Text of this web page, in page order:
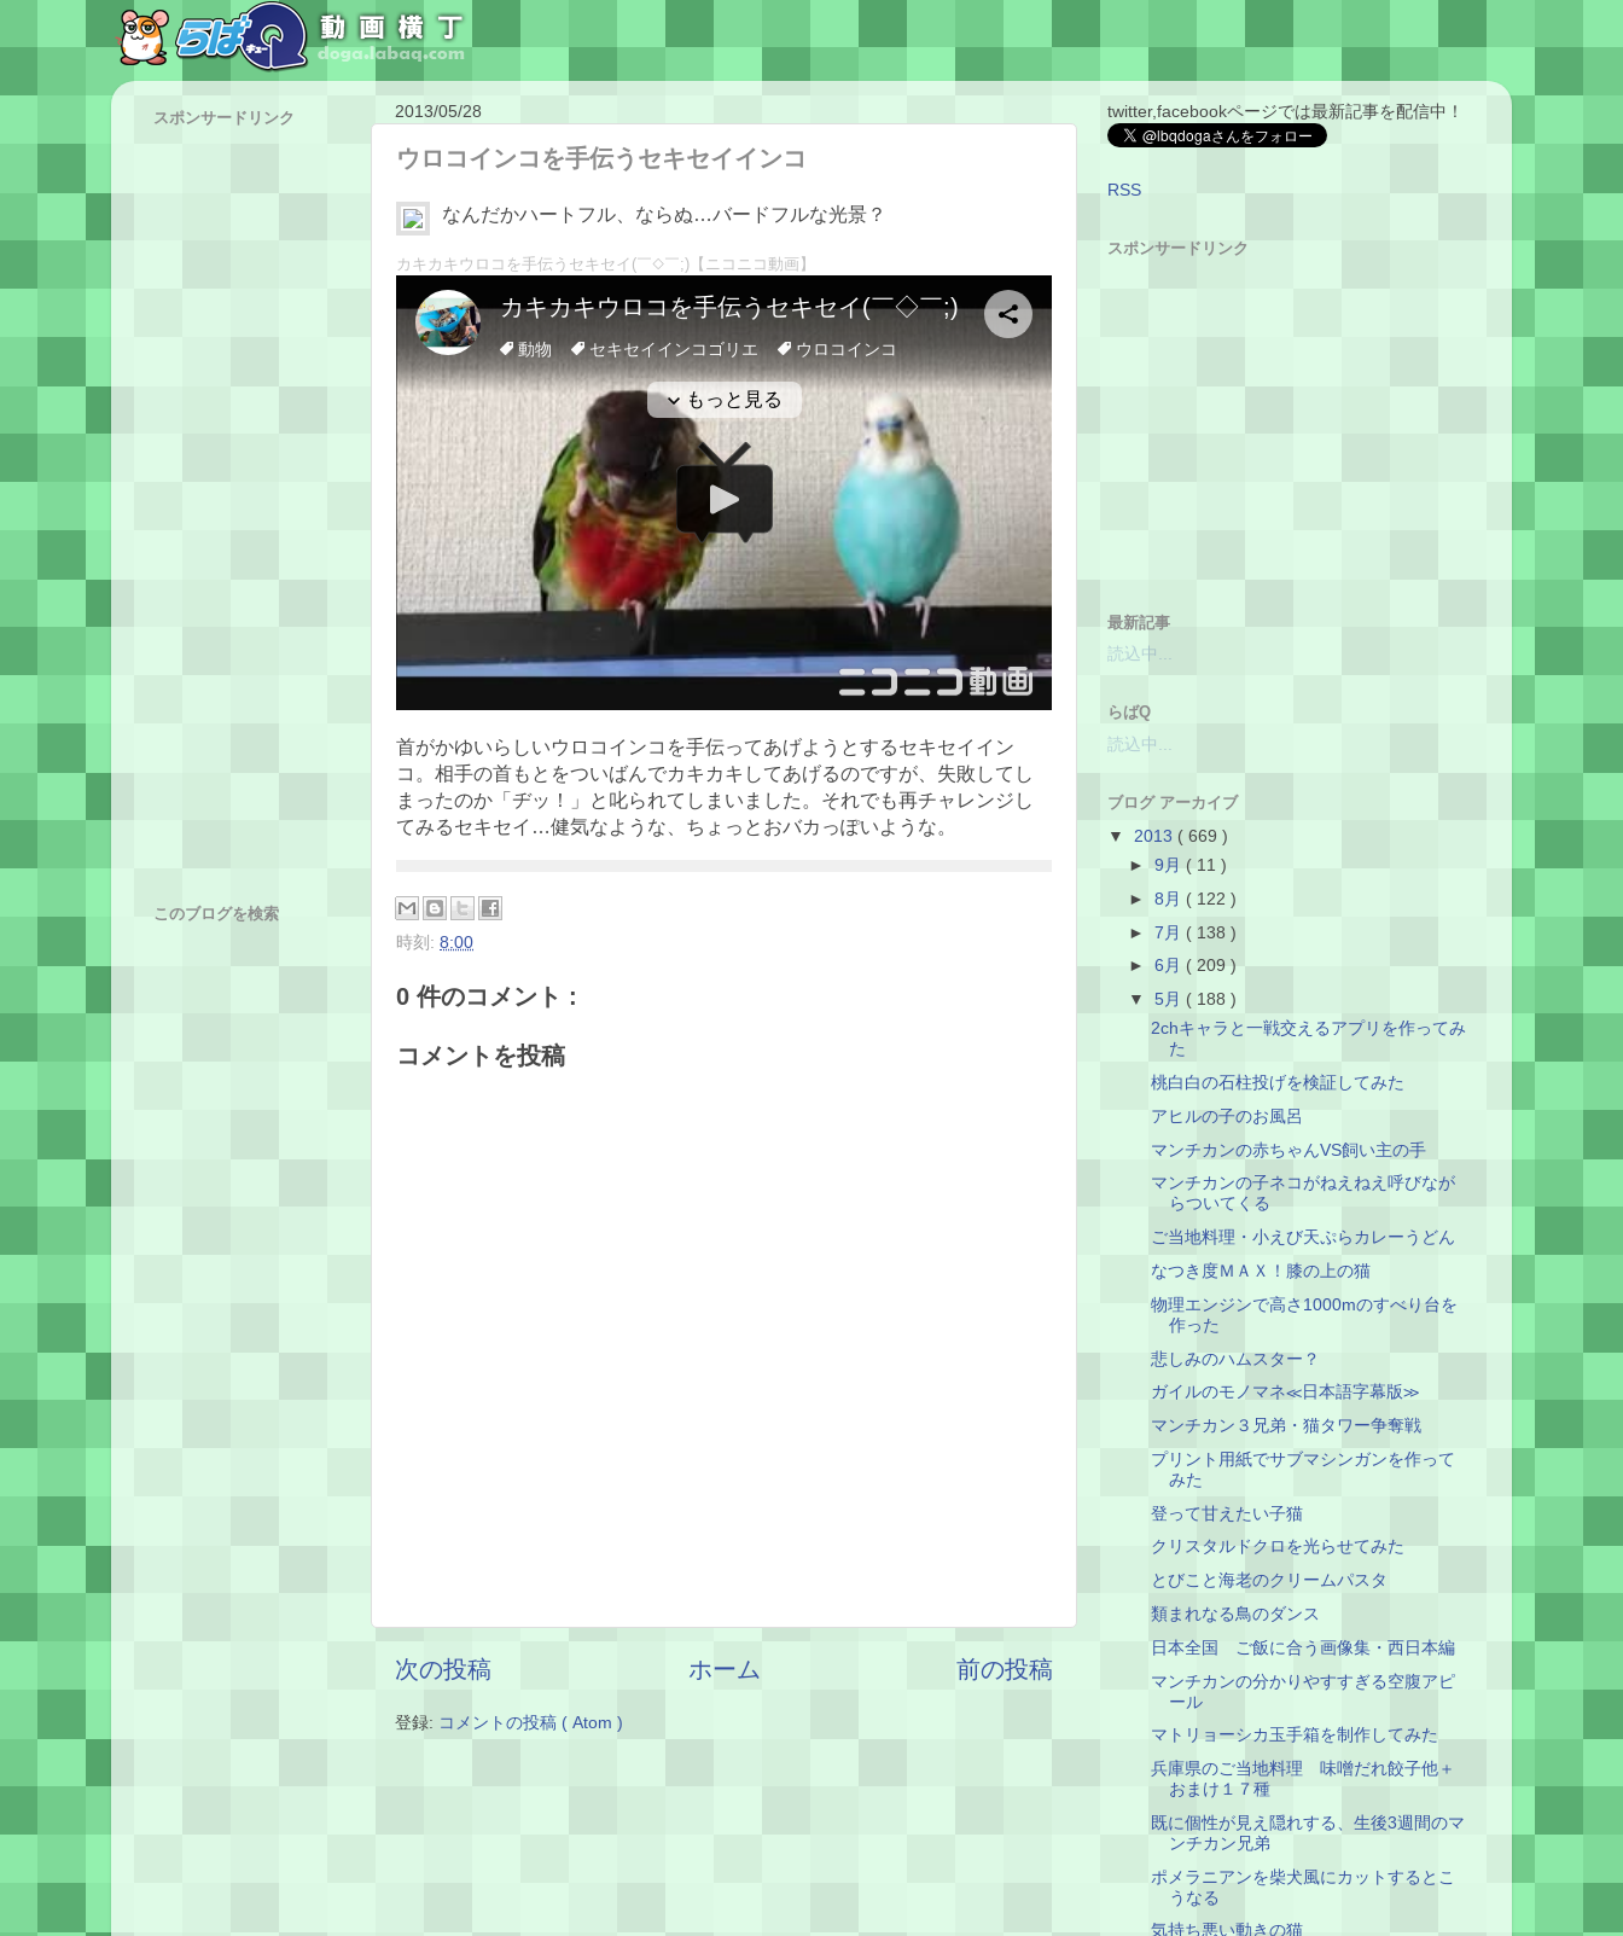
2013/05/28
ウロコインコを手伝うセキセイインコ
なんだかハートフル、ならぬ…バードフルな光景？
カキカキウロコを手伝うセキセイ(￣◇￣;) 【ニコニコ動画】
首がかゆいらしいウロコインコを手伝ってあげようとするセキセイイン
コ。相手の首もとをついばんでカキカキしてあげるのですが、失敗してし
まったのか「ヂッ！」と叱られてしまいました。それでも再チャレンジし
てみるセキセイ…健気なような、ちょっとおバカっぽいような。
時刻: 8:00
0 件のコメント :
コメントを投稿
次の投稿 前の投稿
ホーム
登録: コメントの投稿 ( Atom )
スポンサードリンク
このブログを検索
twitter,facebookページでは最新記事を配信中！
RSS
スポンサードリンク
最新記事
読込中...
らばQ
読込中...
ブログ アーカイブ
▼ 2013 ( 669 )
►9月( 11 )
►8月 ( 122 )
►7月 ( 138 )
►6月 ( 209 )
▼ 5月 ( 188 )
2chキャラと一戦交えるアプリを作ってみ
た
桃白白の石柱投げを検証してみた
アヒルの子のお風呂
マンチカンの赤ちゃんVS飼い主の手
マンチカンの子ネコがねえねえ呼びなが
らついてくる
ご当地料理・小えび天ぷらカレーうどん
なつき度ＭＡＸ！膝の上の猫
物理エンジンで高さ1000mのすべり台を
作った
悲しみのハムスター？
ガイルのモノマネ≪日本語字幕版≫
マンチカン３兄弟・猫タワー争奪戦
プリント用紙でサブマシンガンを作って
みた
登って甘えたい子猫
クリスタルドクロを光らせてみた
とびこと海老のクリームパスタ
類まれなる鳥のダンス
日本全国 ご飯に合う画像集・西日本編
マンチカンの分かりやすすぎる空腹アピ
ール
マトリョーシカ玉手箱を制作してみた
兵庫県のご当地料理 味噌だれ餃子他＋
おまけ１７種
既に個性が見え隠れする、生後3週間のマ
ンチカン兄弟
ポメラニアンを柴犬風にカットするとこ
うなる
気持ち悪い動きの猫